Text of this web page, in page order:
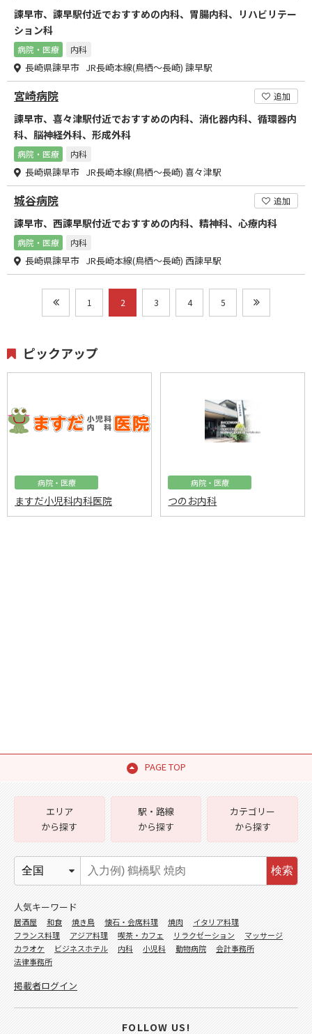
諫早市、諫早駅付近でおすすめの内科、胃腸内科、リハビリテー
ション科
病院・医療 内科
長崎県諫早市 JR長崎本線(鳥栖～長崎) 諫早駅
宮崎病院 追加
諫早市、喜々津駅付近でおすすめの内科、消化器内科、循環器内
科、脳神経外科、形成外科
病院・医療 内科
長崎県諫早市 JR長崎本線(鳥栖～長崎) 喜々津駅
城谷病院 追加
諫早市、西諫早駅付近でおすすめの内科、精神科、心療内科
病院・医療 内科
長崎県諫早市 JR長崎本線(鳥栖～長崎) 西諫早駅
1 2 3 4 5
ピックアップ
病院・医療
ますだ小児科内科医院
病院・医療
つのお内科
PAGE TOP
エリア
から探す
駅・路線
から探す
カテゴリー
から探す
検索
人気キーワード
居酒屋 和食 焼き鳥 懐石・会席料理 焼肉
イタリア料理
フランス料理
アジア料理 喫茶・カフェ リラクゼーション
マッサージ
カラオケ
ビジネスホテル 内科 小児科 動物病院
会計事務所
法律事務所
掲載者ログイン
FOLLOW US!